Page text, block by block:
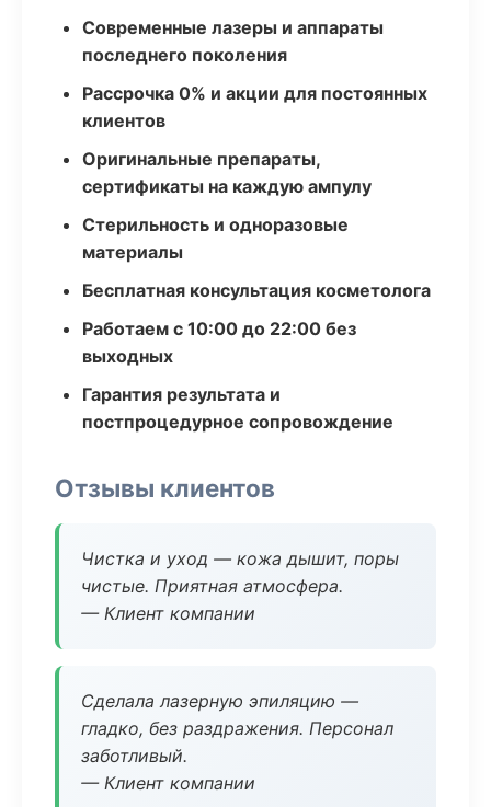
Современные лазеры и аппараты
последнего поколения
Рассрочка 0% и акции для постоянных
клиентов
Оригинальные препараты,
сертификаты на каждую ампулу
Стерильность и одноразовые
материалы
Бесплатная консультация косметолога
Работаем с 10:00 до 22:00 без
выходных
Гарантия результата и
постпроцедурное сопровождение
Отзывы клиентов
Чистка и уход — кожа дышит, поры
чистые. Приятная атмосфера.
— Клиент компании
Сделала лазерную эпиляцию —
гладко, без раздражения. Персонал
заботливый.
— Клиент компании